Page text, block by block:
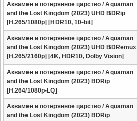
Аквамен и потерянное царство / Aquaman
and the Lost Kingdom (2023) UHD BDRip
[H.265/1080p] [HDR10, 10-bit]
Аквамен и потерянное царство / Aquaman
and the Lost Kingdom (2023) UHD BDRemux
[H.265/2160p] [4K, HDR10, Dolby Vision]
Аквамен и потерянное царство / Aquaman
and the Lost Kingdom (2023) BDRip
[H.264/1080p-LQ]
Аквамен и потерянное царство / Aquaman
and the Lost Kingdom (2023) BDRip